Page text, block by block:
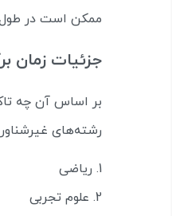
ممکن است در طول
جزئیات زمان
بر اساس آن چه
رشته‌های
ریاضی
علوم تجربی